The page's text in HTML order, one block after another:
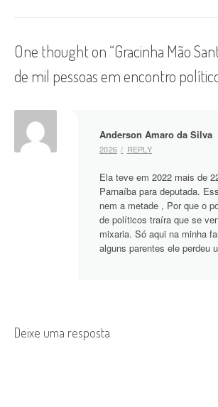
n
a
v
g
One thought on “Gracinha Mão
de mil pessoas em encontro
Anderson Amaro da Silva
2026
REPLY
Ela teve em 2022 mais de
Parnaíba para deputada.
nem a metade , Por que o
de políticos traíra que se
mixaria. Só aqui na minha
alguns parentes ele perdeu
Deixe uma resposta